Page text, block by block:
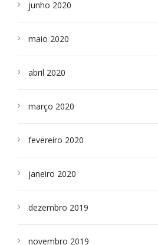
junho 2020
maio 2020
abril 2020
março 2020
fevereiro 2020
janeiro 2020
dezembro 2019
novembro 2019